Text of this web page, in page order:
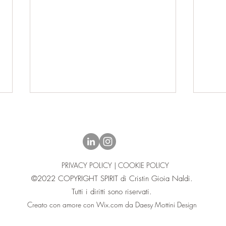
LUNA PIENA IN ACQUARIO
29.7.2026
PRIVACY POLICY | COOKIE POLICY
©2022 COPYRIGHT SPIRIT di Cristin Gioia Naldi.
Tutti i diritti sono riservati.
Creato con amore con Wix.com da Daesy Mottini Design